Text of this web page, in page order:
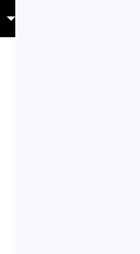
Lista adicional de